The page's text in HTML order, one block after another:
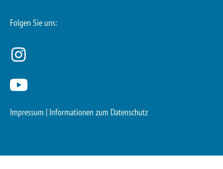
Folgen Sie uns:
Impressum | Informationen zum Datenschutz